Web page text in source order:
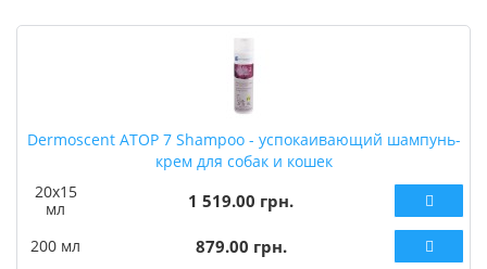
Dermoscent ATOP 7 Shampoo - успокаивающий шампунь-
крем для собак и кошек
20х15
мл
1 519.00 грн.
200 мл 879.00 грн.